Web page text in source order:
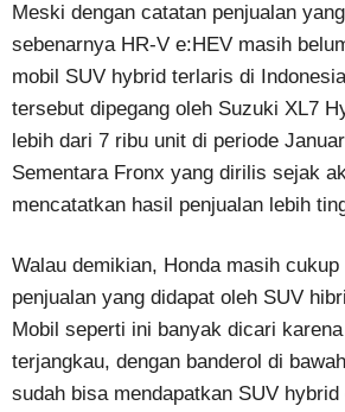
Meski dengan catatan penjualan
sebenarnya HR-V e:HEV masih
mobil SUV hybrid terlaris di
tersebut dipegang oleh Suzuki XL7
lebih dari 7 ribu unit di periode
Sementara Fronx yang dirilis sejak
mencatatkan hasil penjualan lebih
Walau demikian, Honda masih
penjualan yang didapat oleh SUV
Mobil seperti ini banyak dicari
terjangkau, dengan banderol di
sudah bisa mendapatkan SUV